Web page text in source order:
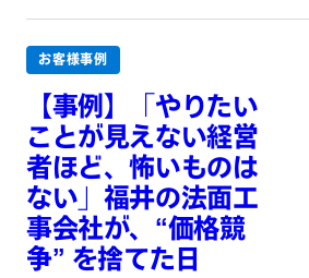
お客様事例
【事例】「やりたい
ことが見えない経営
者ほど、怖いものは
ない」福井の法面工
事会社が、“価格競
争” を捨てた日